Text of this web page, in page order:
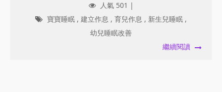
人氣 501 |
寶寶睡眠 , 建立作息 , 育兒作息 , 新生兒睡眠 ,
幼兒睡眠改善
繼續閱讀